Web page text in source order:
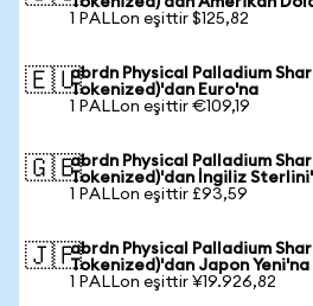
1 PALLon eşittir $125,82
🇪🇺abrdn Physical Palladium
Tokenized)'dan Euro'na
1 PALLon eşittir €109,19
🇬🇧abrdn Physical Palladium
Tokenized)'dan İngiliz
1 PALLon eşittir £93,59
🇯🇵abrdn Physical Palladium
Tokenized)'dan Japon Yeni'na
1 PALLon eşittir ¥19.926,82